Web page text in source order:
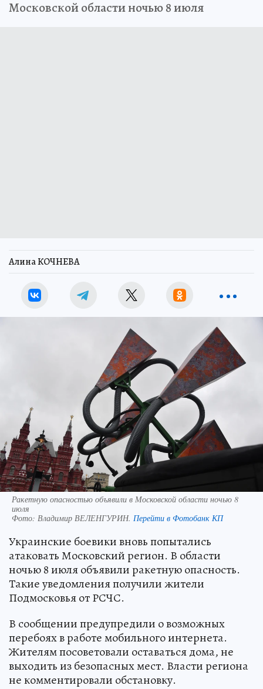
Московской области ночью 8 июля
Алина КОЧНЕВА
Ракетную опасностью объявили в Московской области ночью 8
июля
Фото: Владимир ВЕЛЕНГУРИН. Перейти в Фотобанк КП
Украинские боевики вновь попытались
атаковать Московский регион. В области
ночью 8 июля объявили ракетную опасность.
Такие уведомления получили жители
Подмосковья от РСЧС.
В сообщении предупредили о возможных
перебоях в работе мобильного интернета.
Жителям посоветовали оставаться дома, не
выходить из безопасных мест. Власти региона
не комментировали обстановку.